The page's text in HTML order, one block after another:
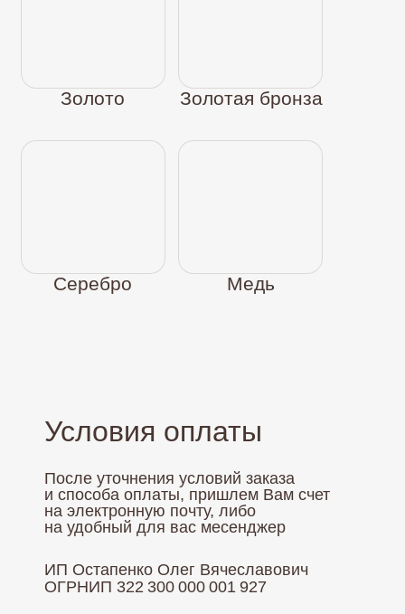
ИП Остапенко Олег Вячеславович
ОГРНИП 322 300 000 001 927
После уточнения условий заказа
и способа оплаты, пришлем Вам счет
на электронную почту, либо
на удобный для вас месенджер
Условия оплаты